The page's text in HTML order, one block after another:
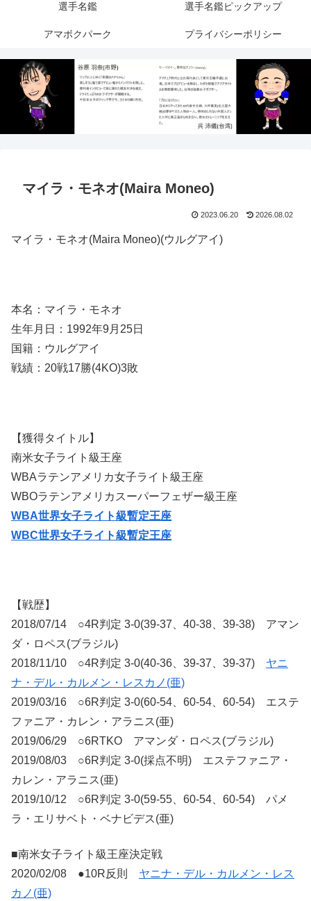
選手名鑑 選手名鑑ピックアップ
アマボクパーク プライバシーポリシー
マイラ・モネオ(Maira Moneo)
2023.06.20 2026.08.02
マイラ・モネオ(Maira Moneo)(ウルグアイ)
本名：マイラ・モネオ
生年月日：1992年9月25日
国籍：ウルグアイ
戦績：20戦17勝(4KO)3敗
【獲得タイトル】
南米女子ライト級王座
WBAラテンアメリカ女子ライト級王座
WBOラテンアメリカスーパーフェザー級王座
WBA世界女子ライト級暫定王座
WBC世界女子ライト級暫定王座
【戦歴】
2018/07/14 ○4R判定 3-0(39-37、40-38、39-38) アマン
ダ・ロペス(ブラジル)
2018/11/10 ○4R判定 3-0(40-36、39-37、39-37) ヤニ
ナ・デル・カルメン・レスカノ(亜)
2019/03/16 ○6R判定 3-0(60-54、60-54、60-54) エステ
ファニア・カレン・アラニス(亜)
2019/06/29 ○6RTKO アマンダ・ロペス(ブラジル)
2019/08/03 ○6R判定 3-0(採点不明) エステファニア・
カレン・アラニス(亜)
2019/10/12 ○6R判定 3-0(59-55、60-54、60-54) パメ
ラ・エリサベト・ベナビデス(亜)
■南米女子ライト級王座決定戦
2020/02/08 ●10R反則 ヤニナ・デル・カルメン・レス
カノ(亜)